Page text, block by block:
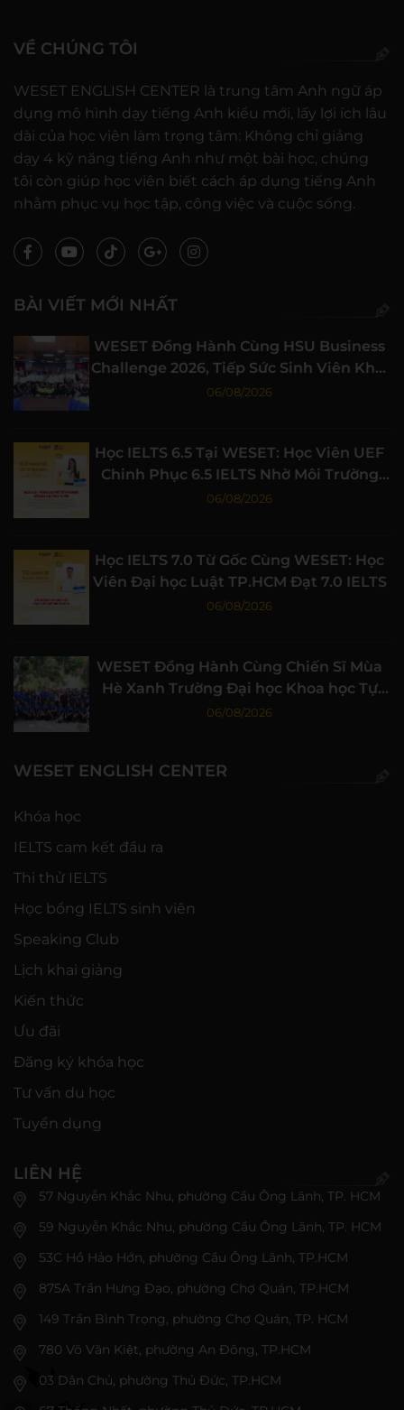
VỀ CHÚNG TÔI
WESET ENGLISH CENTER là trung tâm Anh ngữ áp
dụng mô hình dạy tiếng Anh kiểu mới, lấy lợi ích lâu
dài của học viên làm trọng tâm: Không chỉ giảng
dạy 4 kỹ năng tiếng Anh như một bài học, chúng
tôi còn giúp học viên biết cách áp dụng tiếng Anh
nhằm phục vụ học tập, công việc và cuộc sống.
BÀI VIẾT MỚI NHẤT
WESET Đồng Hành Cùng HSU Business
Challenge 2026, Tiếp Sức Sinh Viên Khởi
Nghiệp
06/08/2026
Học IELTS 6.5 Tại WESET: Học Viên UEF
Chinh Phục 6.5 IELTS Nhờ Môi Trường
Học Tập Chất Lượng
06/08/2026
Học IELTS 7.0 Từ Gốc Cùng WESET: Học
Viên Đại học Luật TP.HCM Đạt 7.0 IELTS
06/08/2026
WESET Đồng Hành Cùng Chiến Sĩ Mùa
Hè Xanh Trường Đại học Khoa học Tự
nhiên, ĐHQG-HCM
06/08/2026
WESET ENGLISH CENTER
Khóa học
IELTS cam kết đầu ra
Thi thử IELTS
Học bổng IELTS sinh viên
Speaking Club
Lịch khai giảng
Kiến thức
Ưu đãi
Đăng ký khóa học
Tư vấn du học
Tuyển dụng
LIÊN HỆ
57 Nguyễn Khắc Nhu, phường Cầu Ông Lãnh, TP. HCM
59 Nguyễn Khắc Nhu, phường Cầu Ông Lãnh, TP. HCM
53C Hồ Hảo Hớn, phường Cầu Ông Lãnh, TP.HCM
875A Trần Hưng Đạo, phường Chợ Quán, TP.HCM
149 Trần Bình Trọng, phường Chợ Quán, TP. HCM
780 Võ Văn Kiệt, phường An Đông, TP.HCM
03 Dân Chủ, phường Thủ Đức, TP.HCM